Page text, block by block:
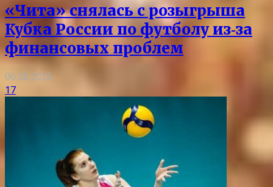
«Чита» снялась с розыгрыша
Кубка России по футболу из‑за
финансовых проблем
06.08.2026
17